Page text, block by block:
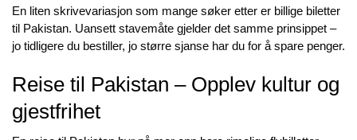
En liten skrivevariasjon som mange søker etter er billige biletter
til Pakistan. Uansett stavemåte gjelder det samme prinsippet –
jo tidligere du bestiller, jo større sjanse har du for å spare penger.
Reise til Pakistan – Opplev kultur og
gjestfrihet